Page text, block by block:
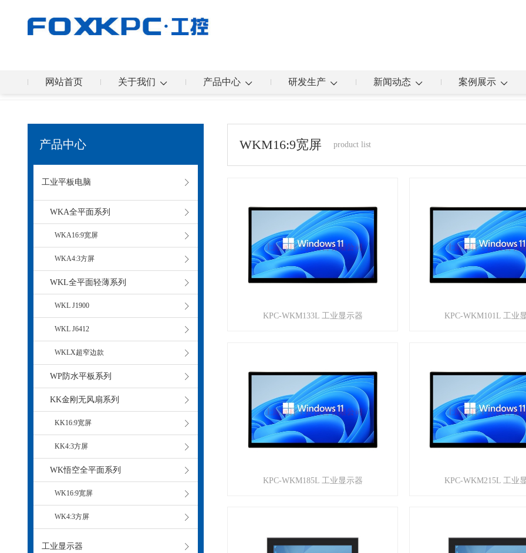
网站首页 关于我们 产品中心 研发生产 新闻动态 案例展示
您的位置： 首页
WKM16:9宽屏 product list
KPC-WKM133L 工业显示器 KPC-WKM101L 工业
KPC-WKM185L 工业显示器 KPC-WKM215L 工业
产品中心
工业平板电脑
WKA全平面系列
WKA16:9宽屏
WKA4:3方屏
WKL全平面轻薄系列
WKL J1900
WKL J6412
WKLX超窄边款
WP防水平板系列
KK金刚无风扇系列
KK16:9宽屏
KK4:3方屏
WK悟空全平面系列
WK16:9宽屏
WK4:3方屏
工业显示器